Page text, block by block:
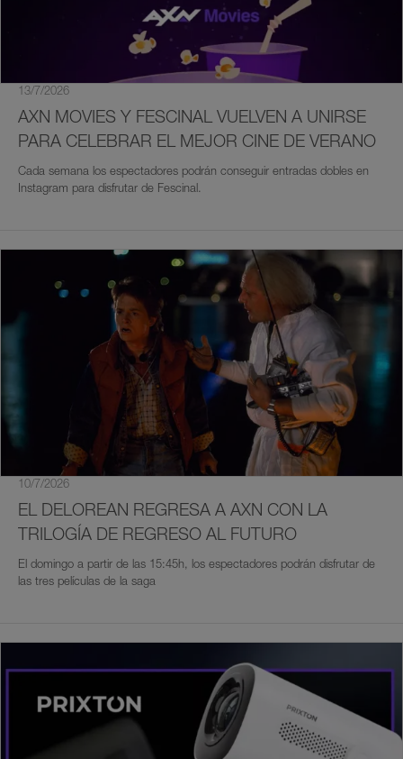
13/7/2026
AXN MOVIES Y FESCINAL VUELVEN A UNIRSE
PARA CELEBRAR EL MEJOR CINE DE VERANO
Cada semana los espectadores podrán conseguir entradas dobles en
Instagram para disfrutar de Fescinal.
10/7/2026
EL DELOREAN REGRESA A AXN CON LA
TRILOGÍA DE REGRESO AL FUTURO
El domingo a partir de las 15:45h, los espectadores podrán disfrutar de
las tres películas de la saga